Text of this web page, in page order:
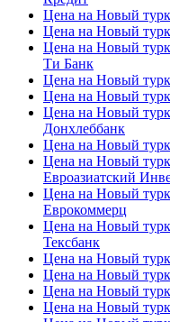
Цена на Новый
Цена на Новый
Цена на Новый
Ти Банк
Цена на Новый
Цена на Новый
Цена на Новый
Донхлеббанк
Цена на Новый
Цена на Новый
Евроазиатский
Цена на Новый
Еврокоммерц
Цена на Новый
Тексбанк
Цена на Новый
Цена на Новый
Цена на Новый
Цена на Новый